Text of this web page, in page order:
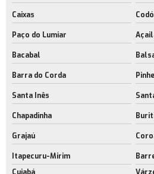
Caixas Codó
Paço do Lumiar
Bacabal
Barra do Corda
Santa Inês
Chapadinha
Grajaú
Itapecuru-Mirim